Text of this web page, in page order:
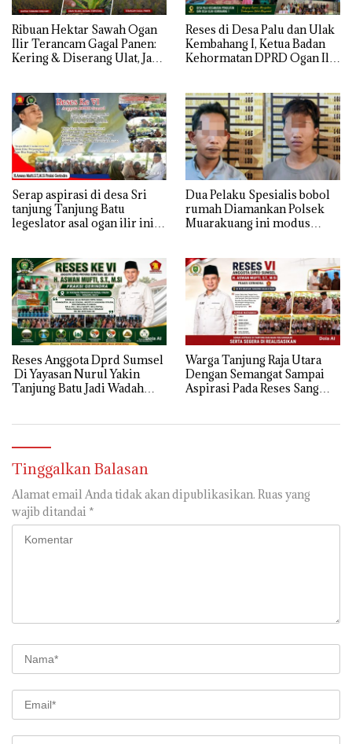
Ribuan Hektar Sawah Ogan
Ilir Terancam Gagal Panen:
Kering & Diserang Ulat, Janji
Reses di Desa Palu dan Ulak
Kembahang I, Ketua Badan
Kehormatan DPRD Ogan Ilir
Serap aspirasi di desa Sri
tanjung Tanjung Batu
legeslator asal ogan ilir ini
banjir jika musim hujan
Dua Pelaku Spesialis bobol
rumah Diamankan Polsek
Muarakuang ini modus
Reses Anggota Dprd Sumsel
Di Yayasan Nurul Yakin
Tanjung Batu Jadi Wadah
Warga Tanjung Raja Utara
Dengan Semangat Sampai
Aspirasi Pada Reses Sang
Tinggalkan Balasan
Alamat email Anda tidak akan dipublikasikan. Ruas yang
wajib ditandai *